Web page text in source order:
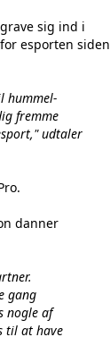
sig ind i
esporten siden
hummel-
fremme
," udtaler
danner
gang
nogle af
til at have